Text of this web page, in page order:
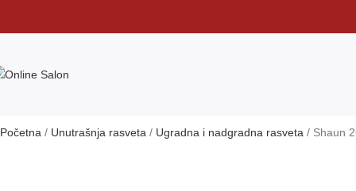
Početna Unutrašnja rasveta Ugradna i nadgradna rasveta Shaun